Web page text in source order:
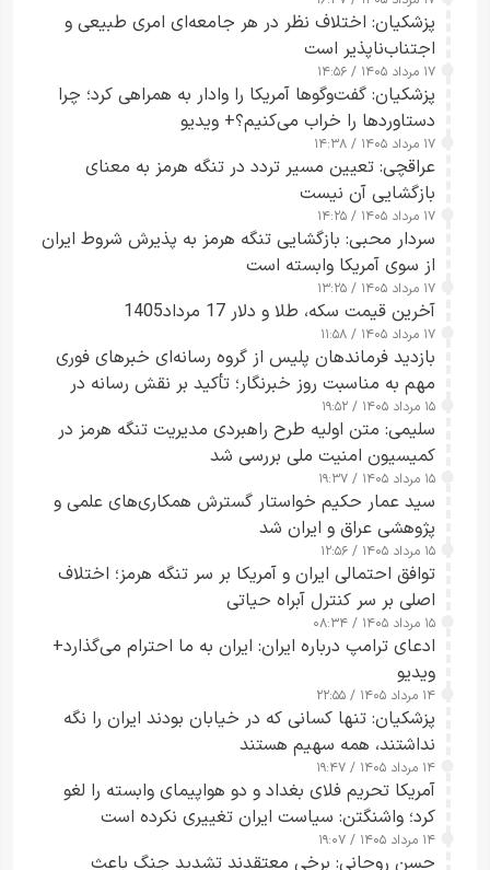
پزشکیان: اختلاف نظر در هر جامعه‌ای امری طبیعی و
اجتناب‌ناپذیر است
۱۷ مرداد ۱۴۰۵ / ۱۴:۵۶
پزشکیان: گفت‌وگوها آمریکا را وادار به همراهی کرد؛ چرا
دستاوردها را خراب می‌کنیم؟+ ویدیو
۱۷ مرداد ۱۴۰۵ / ۱۴:۳۸
عراقچی: تعیین مسیر تردد در تنگه هرمز به معنای
بازگشایی آن نیست
۱۷ مرداد ۱۴۰۵ / ۱۴:۲۵
سردار محبی: بازگشایی تنگه هرمز به پذیرش شروط ایران
از سوی آمریکا وابسته است
۱۷ مرداد ۱۴۰۵ / ۱۳:۲۵
آخرین قیمت سکه، طلا و دلار 17 مرداد1405
۱۷ مرداد ۱۴۰۵ / ۱۱:۵۸
بازدید فرماندهان پلیس از گروه رسانه‌ای خبرهای فوری
مهم به مناسبت روز خبرنگار؛ تأکید بر نقش رسانه در
تقویت امنیت و اعتماد عمومی
۱۵ مرداد ۱۴۰۵ / ۱۹:۵۲
سلیمی: متن اولیه طرح راهبردی مدیریت تنگه هرمز در
کمیسیون امنیت ملی بررسی شد
۱۵ مرداد ۱۴۰۵ / ۱۹:۳۷
سید عمار حکیم خواستار گسترش همکاری‌های علمی و
پژوهشی عراق و ایران شد
۱۵ مرداد ۱۴۰۵ / ۱۲:۵۶
توافق احتمالی ایران و آمریکا بر سر تنگه هرمز؛ اختلاف
اصلی بر سر کنترل آبراه حیاتی
۱۵ مرداد ۱۴۰۵ / ۰۸:۳۴
ادعای ترامپ درباره ایران: ایران به ما احترام می‌گذارد+
ویدیو
۱۴ مرداد ۱۴۰۵ / ۲۲:۵۵
پزشکیان: تنها کسانی که در خیابان بودند ایران را نگه
نداشتند، همه سهیم هستند
۱۴ مرداد ۱۴۰۵ / ۱۹:۴۷
آمریکا تحریم فلای بغداد و دو هواپیمای وابسته را لغو
کرد؛ واشنگتن: سیاست ایران تغییری نکرده است
۱۴ مرداد ۱۴۰۵ / ۱۹:۰۷
حسن روحانی: برخی معتقدند تشدید جنگ باعث